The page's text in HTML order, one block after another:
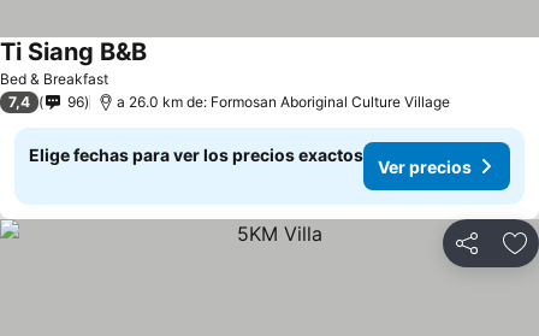
Bed & Breakfast
Ti Siang B&BVer precios
7,4 96 a 26.0 km de: Formosan Aboriginal Culture Village
Elige fechas para ver los precios exactos
Ver precios
Compartir